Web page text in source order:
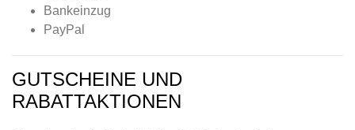
Bankeinzug
PayPal
GUTSCHEINE UND
RABATTAKTIONEN